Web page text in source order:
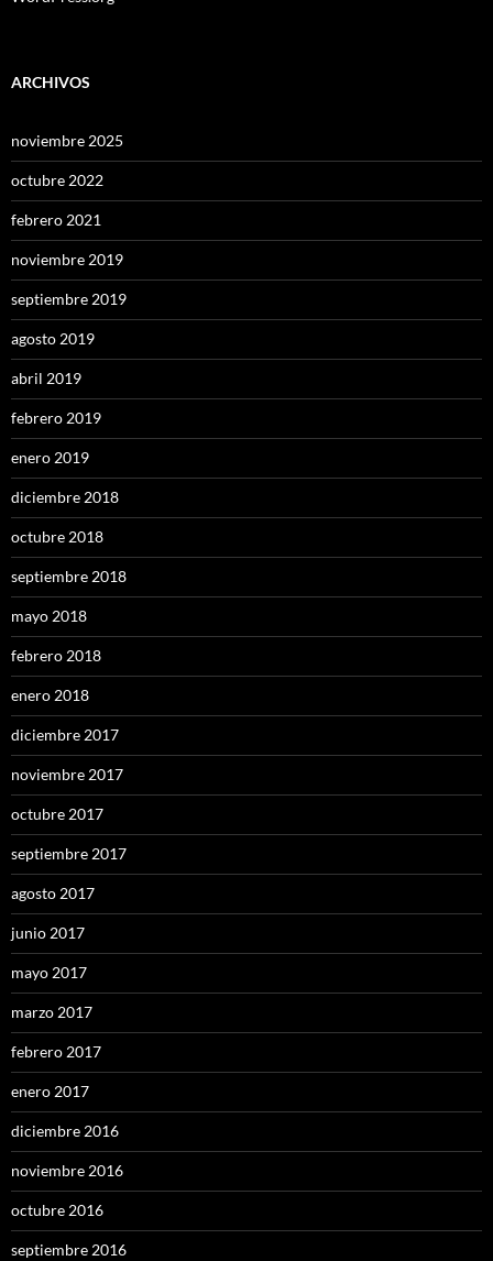
ARCHIVOS
noviembre 2025
octubre 2022
febrero 2021
noviembre 2019
septiembre 2019
agosto 2019
abril 2019
febrero 2019
enero 2019
diciembre 2018
octubre 2018
septiembre 2018
mayo 2018
febrero 2018
enero 2018
diciembre 2017
noviembre 2017
octubre 2017
septiembre 2017
agosto 2017
junio 2017
mayo 2017
marzo 2017
febrero 2017
enero 2017
diciembre 2016
noviembre 2016
octubre 2016
septiembre 2016